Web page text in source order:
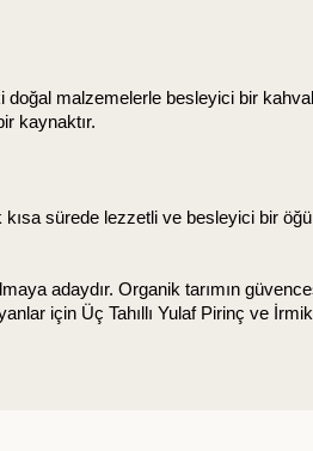
doğal malzemelerle besleyici bir
kaynaktır.
kısa sürede lezzetli ve besleyici bir
adaydır. Organik tarımın
için Üç Tahıllı Yulaf Pirinç ve İrmik,